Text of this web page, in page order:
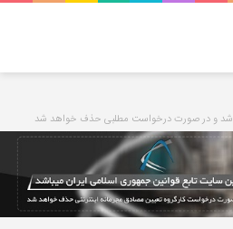
و در صورت درخواست مطلبی حذف خواهد شد